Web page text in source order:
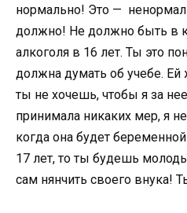
нормально! Это —
должно! Не должно быть в
алкоголя в 16 лет. Ты это
должна думать об учебе. Ей
ты не хочешь, чтобы я за
принимала никаких мер, я
когда она будет
17 лет, то ты будешь
сам нянчить своего внука!